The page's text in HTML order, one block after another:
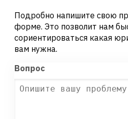
Подробно напишите свою
форме. Это позволит нам
сориентироваться какая
вам нужна.
Вопрос